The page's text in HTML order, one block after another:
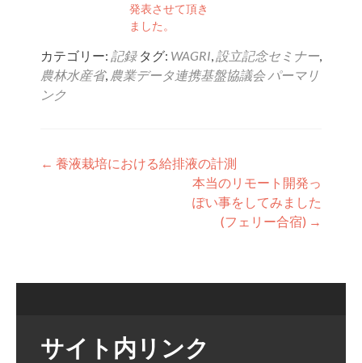
発表させて頂き
ました。
カテゴリー: 記録タグ: WAGRI 設立記念セミナー
農林水産省, 農業データ連携基盤協議会 パーマリ
ンク
投稿ナビゲーション
← 養液栽培における給排液の計測
本当のリモート開発っ
ぽい事をしてみました
(フェリー合宿) →
サイト内リンク